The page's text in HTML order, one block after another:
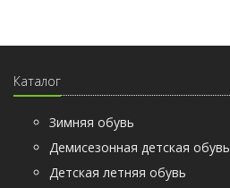
Каталог
Зимняя обувь
Демисезонная детская обувь
Детская летняя обувь